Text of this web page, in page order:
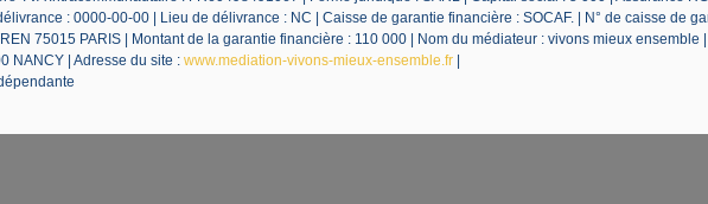
: 0000-00-00 | Lieu de délivrance : NC | Caisse de garantie financière : SOCAF. | N° de caisse de
75015 PARIS | Montant de la garantie financière : 110 000 | Nom du médiateur : vivons mieux ensemble
NANCY | Adresse du site : www.mediation-vivons-mieux-ensemble.fr |